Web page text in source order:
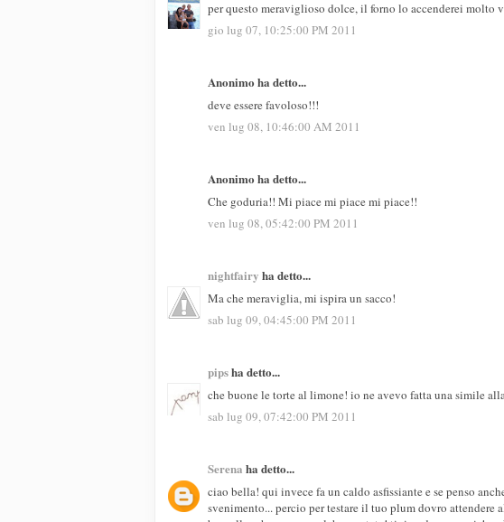
per questo meraviglioso dolce, il forno lo accenderei
gio lug 07, 10:25:00 PM 2011
Anonimo ha detto...
deve essere favoloso!!!
ven lug 08, 10:46:00 AM 2011
Anonimo ha detto...
Che goduria!! Mi piace mi piace mi piace!!
ven lug 08, 05:42:00 PM 2011
nightfairy ha detto...
Ma che meraviglia, mi ispira un sacco!
sab lug 09, 04:45:00 PM 2011
pipsha detto...
che buone le torte al limone! io ne avevo fatta una simile
sab lug 09, 07:42:00 PM 2011
Serena ha detto...
ciao bella! qui invece fa un caldo asfissiante e se penso
svenimento... percio per testare il tuo plum dovro attendere